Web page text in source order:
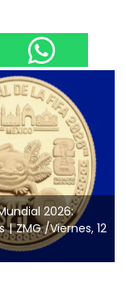
2026:
ZMG /Viernes, 12